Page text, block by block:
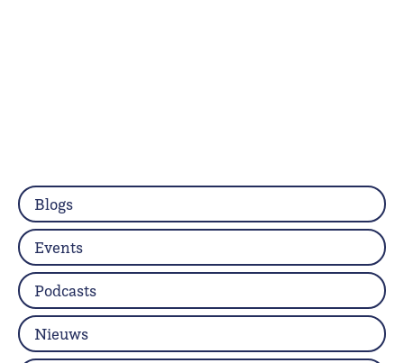
Blogs
Events
Podcasts
Nieuws